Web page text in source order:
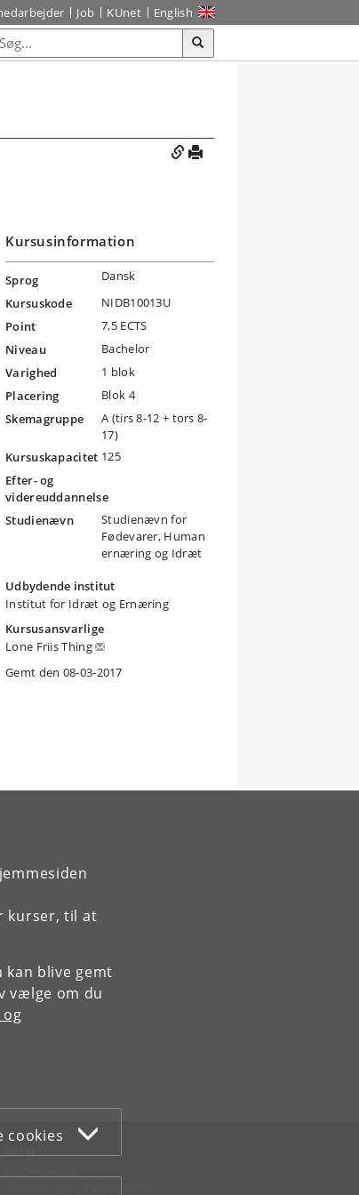
kurser, til at
kan blive gemt
vælge om du
og
cookies
Job KUnet English
Kursusinformation
Sprog
Dansk
Kursuskode
NIDB10013U
Point
7,5 ECTS
Niveau
Bachelor
Varighed
1 blok
Placering
Blok 4
Skemagruppe
A (tirs 8-12 + tors 8-
17)
Kursuskapacitet 125
Efter- og
videreuddannelse
Studienævn
Studienævn for
Fødevarer, Human
ernæring og Idræt
Udbydende institut
Institut for Idræt og Ernæring
Kursusansvarlige
Lone Friis Thing
Gemt den 08-03-2017
WEB